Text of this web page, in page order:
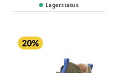
Lagerstatus